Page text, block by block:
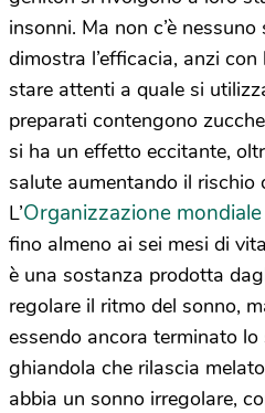
insonni. Ma non c’è
dimostra l’efficacia, anzi
stare attenti a quale si
preparati contengono
si ha un effetto eccitante,
salute aumentando il rischio
L’Organizzazione
fino almeno ai sei mesi di
è una sostanza prodotta
regolare il ritmo del sonno,
essendo ancora terminato lo
ghiandola che rilascia
abbia un sonno irregolare,